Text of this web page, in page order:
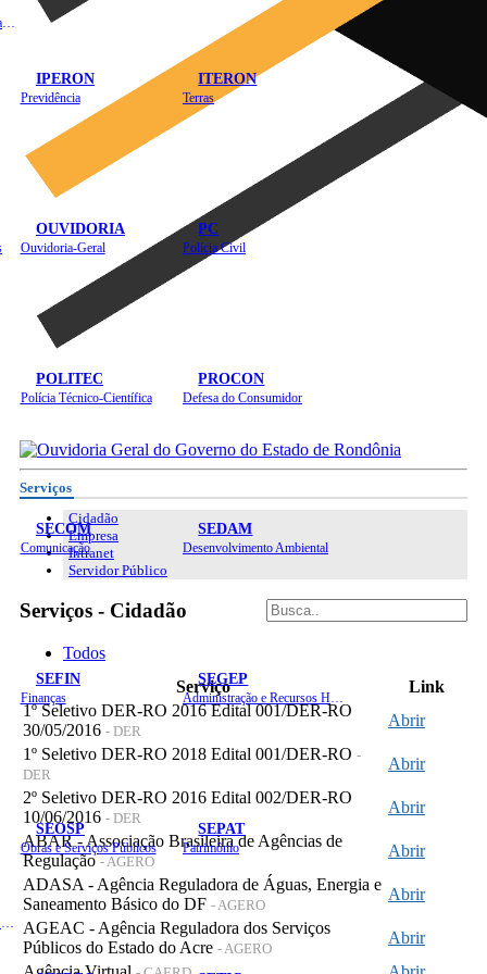
IPERON
Previdência
ITERON
Terras
OUVIDORIA
Ouvidoria-Geral
PC
Polícia Civil
POLITEC
Polícia Técnico-Científica
PROCON
Defesa do Consumidor
SECOM
Comunicação
SEDAM
Desenvolvimento Ambiental
SEFIN
Finanças
SEGEP
SEOSP
Obras e Serviços Públicos
SEPAT
Patrimônio
Serviços
Cidadão
Empresa
Intranet
Servidor Público
Serviços - Cidadão
Todos
Serviço
Link
1º Seletivo DER-RO 2016 Edital 001/DER-RO
30/05/2016 - DER
Abrir
1º Seletivo DER-RO 2018 Edital 001/DER-RO -
DER
Abrir
2º Seletivo DER-RO 2016 Edital 002/DER-RO
10/06/2016 - DER
Abrir
ABAR - Associação Brasileira de Agências de
Regulação- AGERO
Abrir
ADASA - Agência Reguladora de Águas, Energia e
Saneamento Básico do DF - AGERO
Abrir
AGEAC - Agência Reguladora dos Serviços
Públicos do Estado do Acre - AGERO
Abrir